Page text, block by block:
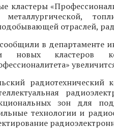
кластеры
отраслей,
в департаменте
новых кластеров
зон для
технологии и